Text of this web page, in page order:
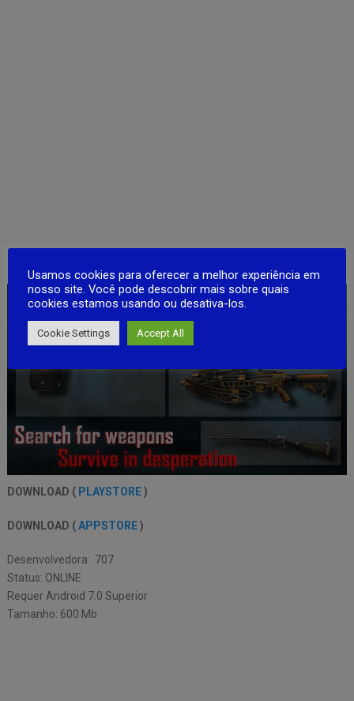
DOWNLOAD ( PLAYSTORE)
DOWNLOAD (APPSTORE)
Desenvolvedora: 707
Status: ONLINE
Requer Android 7.0 Superior
Tamanho: 600 Mb
Usamos cookies para oferecer a melhor experiência em
nosso site. Você pode descobrir mais sobre quais
cookies estamos usando ou desativa-los.
Cookie Settings Accept All